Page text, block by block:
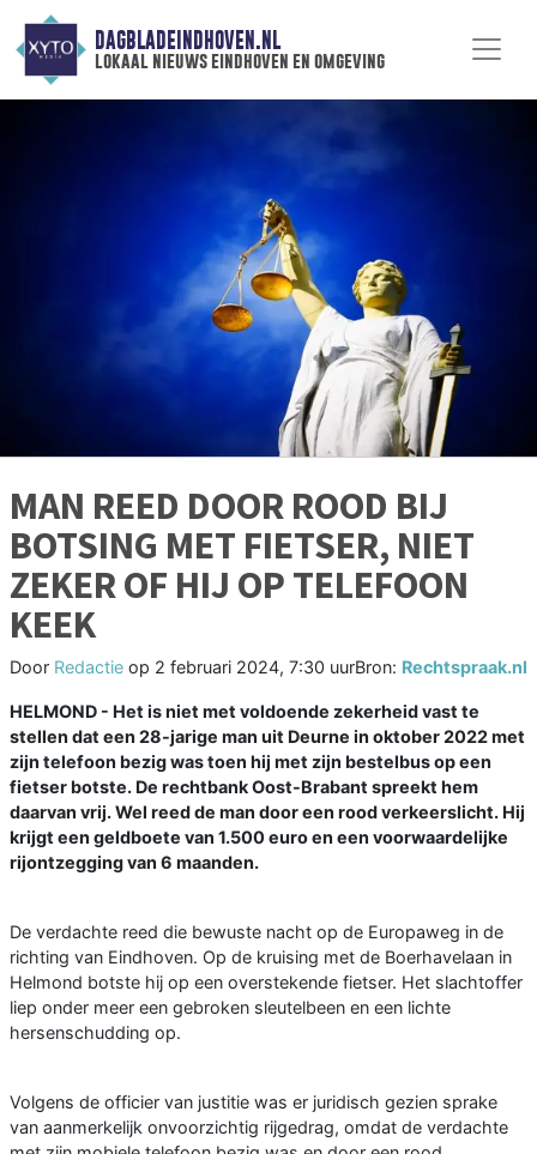
DAGBLADEINDHOVEN.NL
lokaal nieuws eindhoven en omgeving
MAN REED DOOR ROOD BIJ
BOTSING MET FIETSER, NIET
ZEKER OF HIJ OP TELEFOON
KEEK
Door Redactie op 2 februari 2024, 7:30 uurBron: Rechtspraak.nl
HELMOND - Het is niet met voldoende zekerheid vast te
stellen dat een 28-jarige man uit Deurne in oktober 2022 met
zijn telefoon bezig was toen hij met zijn bestelbus op een
fietser botste. De rechtbank Oost-Brabant spreekt hem
daarvan vrij. Wel reed de man door een rood verkeerslicht. Hij
krijgt een geldboete van 1.500 euro en een voorwaardelijke
rijontzegging van 6 maanden.
De verdachte reed die bewuste nacht op de Europaweg in de
richting van Eindhoven. Op de kruising met de Boerhavelaan in
Helmond botste hij op een overstekende fietser. Het slachtoffer
liep onder meer een gebroken sleutelbeen en een lichte
hersenschudding op.
Volgens de officier van justitie was er juridisch gezien sprake
van aanmerkelijk onvoorzichtig rijgedrag, omdat de verdachte